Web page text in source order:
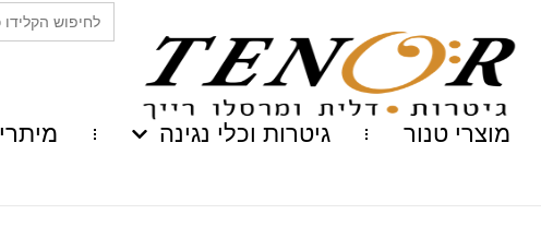
Search
for:
מוצרי טנור גיטרות וכלי נגינה